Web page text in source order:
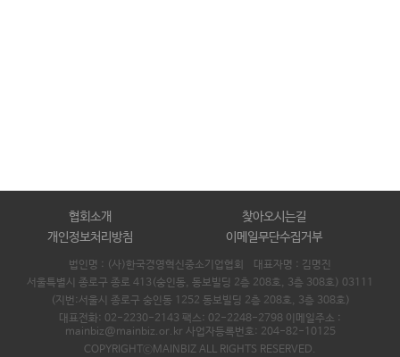
협회소개
찾아오시는길
개인정보처리방침
이메일무단수집거부
법인명 : (사)한국경영혁신중소기업협회 대표자명 : 김명진
서울특별시 종로구 종로 413(숭인동, 동보빌딩 2층 208호, 3층 308호) 03111
(지번:서울시 종로구 숭인동 1252 동보빌딩 2층 208호, 3층 308호)
대표전화: 02-2230-2143 팩스: 02-2248-2798 이메일주소 :
mainbiz@mainbiz.or.kr 사업자등록번호: 204-82-10125
COPYRIGHTⓒMAINBIZ ALL RIGHTS RESERVED.